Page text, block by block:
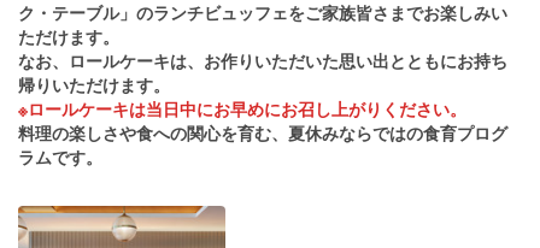
ク・テーブル」のランチビュッフェをご家族皆さまでお楽しみい
ただけます。
なお、ロールケーキは、お作りいただいた思い出とともにお持ち
帰りいただけます。
※ロールケーキは当日中にお早めにお召し上がりください。
料理の楽しさや食への関心を育む、夏休みならではの食育プログ
ラムです。